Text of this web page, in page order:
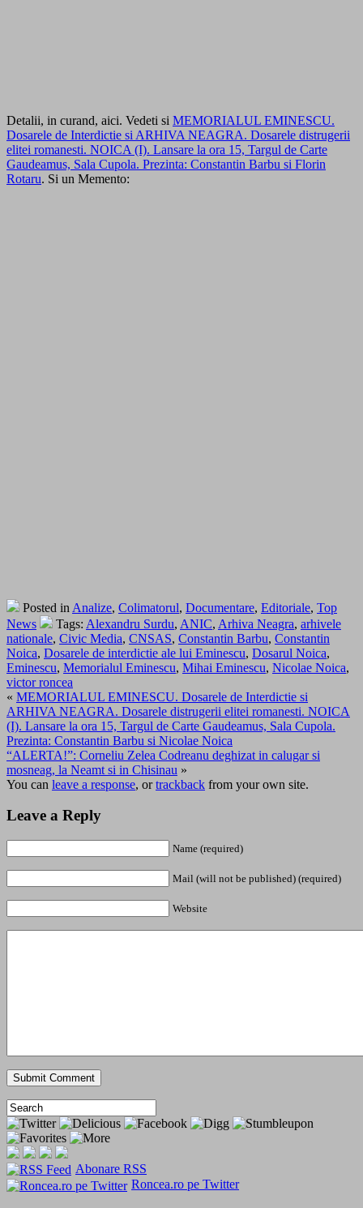
Detalii, in curand, aici. Vedeti si MEMORIALUL EMINESCU.
Dosarele de Interdictie si ARHIVA NEAGRA. Dosarele distrugerii
elitei romanesti. NOICA (I). Lansare la ora 15, Targul de Carte
Gaudeamus, Sala Cupola. Prezinta: Constantin Barbu si Florin
Rotaru. Si un Memento:
Posted in Analize, Colimatorul, Documentare, Editoriale, Top
News
Tags: Alexandru Surdu, ANIC, Arhiva Neagra, arhivele
nationale, Civic Media, CNSAS, Constantin Barbu, Constantin
Noica, Dosarele de interdictie ale lui Eminescu, Dosarul Noica,
Eminescu, Memorialul Eminescu, Mihai Eminescu, Nicolae Noica,
victor roncea
« MEMORIALUL EMINESCU. Dosarele de Interdictie si
ARHIVA NEAGRA. Dosarele distrugerii elitei romanesti. NOICA
(I). Lansare la ora 15, Targul de Carte Gaudeamus, Sala Cupola.
Prezinta: Constantin Barbu si Nicolae Noica
“ALERTA!”: Corneliu Zelea Codreanu deghizat in calugar si
mosneag, la Neamt si in Chisinau »
You can leave a response, ortrackback from your own site.
Leave a Reply
Name (required)
Mail (will not be published) (required)
Website
Abonare RSS
Roncea.ro pe Twitter